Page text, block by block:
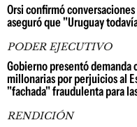
Orsi confirmó
aseguró que "Uruguay
PODER EJECUTIVO
Gobierno presentó demanda
millonarias por perjuicios al
"fachada" fraudulenta para
RENDICIÓN